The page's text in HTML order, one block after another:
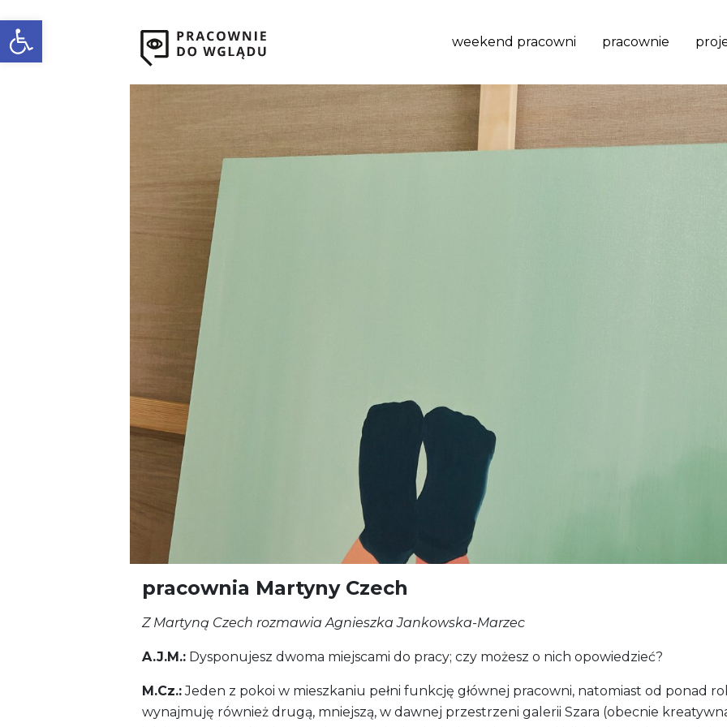
Open toolbar weekend pracowni pracownie
pracownia Martyny Czech
Z Martyną Czech rozmawia Agnieszka Jankowska-Marzec
A.J.M.: Dysponujesz dwoma miejscami do pracy; czy możesz o nich opowiedzieć?
M.Cz.:Jeden z pokoi w mieszkaniu pełni funkcję głównej pracowni, natomiast od ponad
wynajmuję również drugą, mniejszą, w dawnej przestrzeni galerii Szara (obecnie